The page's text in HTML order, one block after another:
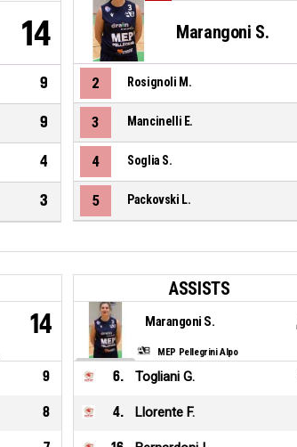
14
9
9
4
3
Marangoni S.
2 Rosignoli M.
3 Mancinelli E.
4 Soglia S.
5 Packovski L.
14
9
8
ASSISTS
MEP Pellegrini Alpo
Marangoni S.
6. Togliani G.
4. Llorente F.